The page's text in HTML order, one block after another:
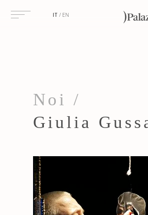
Noi /
Giulia
IT EN